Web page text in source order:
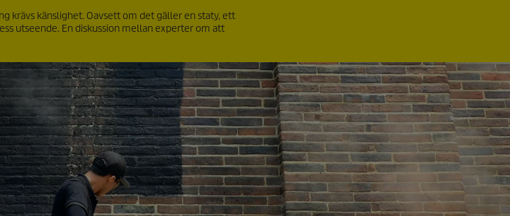
krävs känslighet. Oavsett om det gäller en staty, ett
utseende. En diskussion mellan experter om att